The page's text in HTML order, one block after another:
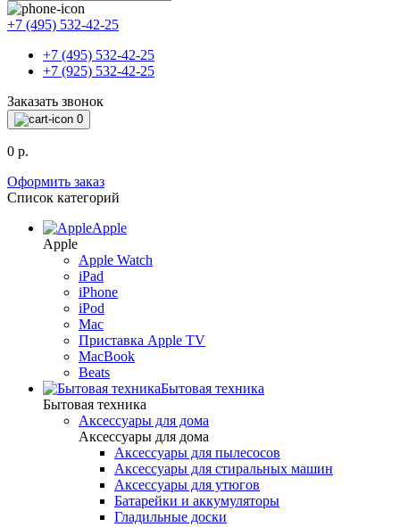
+7 (495) 532-42-25
+7 (495) 532-42-25
+7 (925) 532-42-25
Заказать звонок
0
0 р.
Оформить заказ
Список категорий
Apple
Apple
Apple Watch
iPad
iPhone
iPod
Mac
Приставка Apple TV
MacBook
Beats
Бытовая техника
Бытовая техника
Аксессуары для дома
Аксессуары для дома
Аксессуары для пылесосов
Аксессуары для стиральных машин
Аксессуары для утюгов
Батарейки и аккумуляторы
Гладильные доски